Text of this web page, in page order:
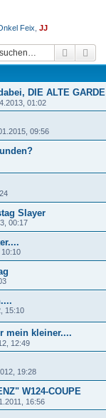
Feix JJ
Suche
DIE ALTE GARDE
01:02
09:56
Slayer
00:17
15:10
mein kleiner....
12:49
19:28
W124-COUPE
16:56